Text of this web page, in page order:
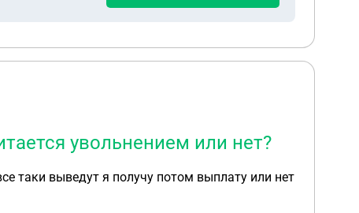
увольнением или нет?
таки выведут я получу потом выплату или нет